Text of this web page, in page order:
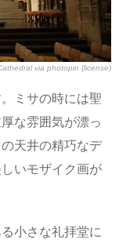
via photopin (license)
ミサの時には聖
な雰囲気が漂っ
天井の精巧なデ
いモザイク画が
小さな礼拝堂に